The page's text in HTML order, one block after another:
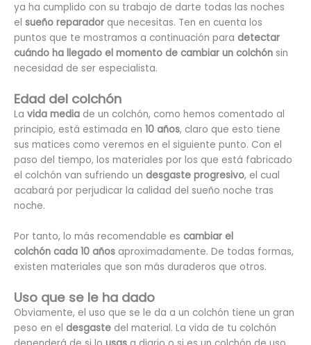
ya ha cumplido con su trabajo de darte todas las noches
el sueño reparador que necesitas. Ten en cuenta los
puntos que te mostramos a continuación para detectar
cuándo ha llegado el momento de cambiar un colchón sin
necesidad de ser especialista.
Edad del colchón
La vida media de un colchón, como hemos comentado al
principio, está estimada en 10 años, claro que esto tiene
sus matices como veremos en el siguiente punto. Con el
paso del tiempo, los materiales por los que está fabricado
el colchón van sufriendo un desgaste progresivo, el cual
acabará por perjudicar la calidad del sueño noche tras
noche.
Por tanto, lo más recomendable es cambiar el
colchón cada 10 años aproximadamente. De todas formas,
existen materiales que son más duraderos que otros.
Uso que se le ha dado
Obviamente, el uso que se le da a un colchón tiene un gran
peso en el desgaste del material. La vida de tu colchón